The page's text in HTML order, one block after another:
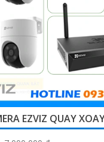
EZVIZ QUAY